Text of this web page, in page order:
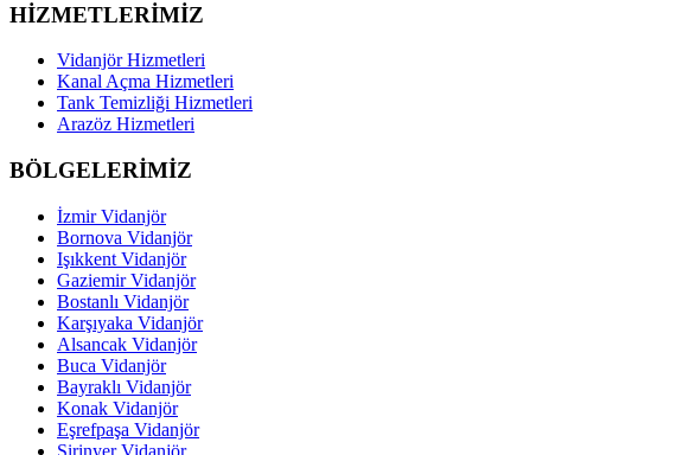
HİZMETLERİMİZ
Vidanjör Hizmetleri
Kanal Açma Hizmetleri
Tank Temizliği Hizmetleri
Arazöz Hizmetleri
BÖLGELERİMİZ
İzmir Vidanjör
Bornova Vidanjör
Işıkkent Vidanjör
Gaziemir Vidanjör
Bostanlı Vidanjör
Karşıyaka Vidanjör
Alsancak Vidanjör
Buca Vidanjör
Bayraklı Vidanjör
Konak Vidanjör
Eşrefpaşa Vidanjör
Şirinyer Vidanjör